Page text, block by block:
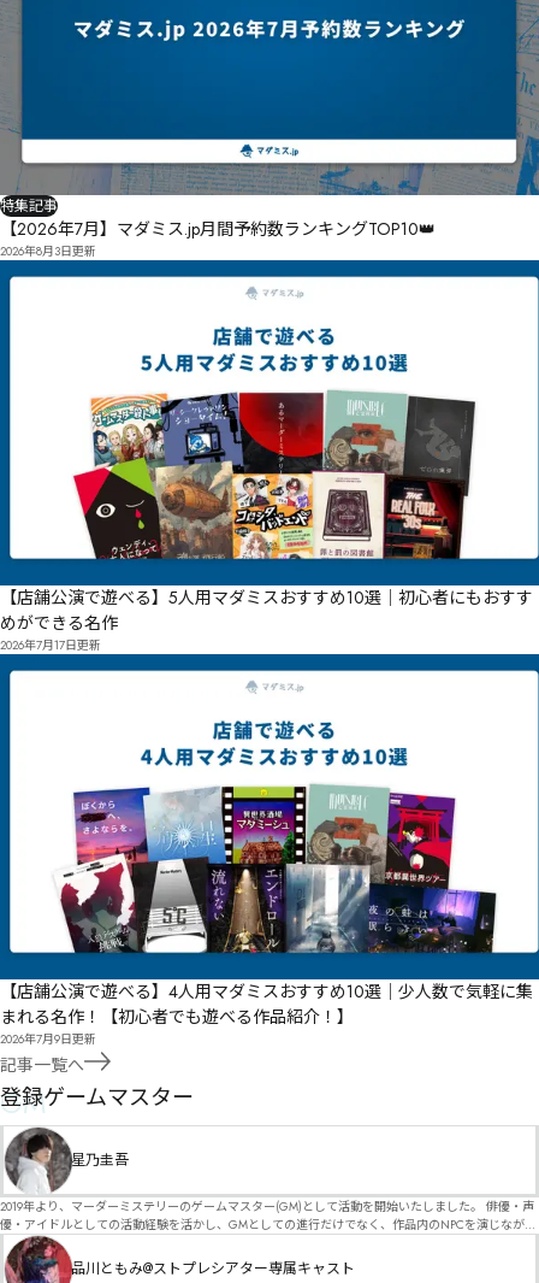
特集記事
【2026年7月】マダミス.jp月間予約数ランキングTOP10👑
2026年8月3日更新
【店舗公演で遊べる】5人用マダミスおすすめ10選｜初心者にもおすす
めができる名作
2026年7月17日更新
【店舗公演で遊べる】4人用マダミスおすすめ10選｜少人数で気軽に集
まれる名作！【初心者でも遊べる作品紹介！】
2026年7月9日更新
記事一覧へ
GM
登録ゲームマスター
星乃圭吾
2019年より、マーダーミステリーのゲームマスター(GM)として活動を開始いたしました。 俳優・声
優・アイドルとしての活動経験を活かし、GMとしての進行だけでなく、作品内のNPCを演じなが
ら、お客様に物語の世界へ入り込んでいただくような演出・サービスを得意としています。 自分自
身でも作品制作を行っているので、作家さんが作品に込めた想いや意図を大切にしながら、その作
品の魅力をお客様に届けられるような公演を心がけています。 参加してくださる皆様がどんなエン
品川ともみ@ストプレシアター専属キャスト